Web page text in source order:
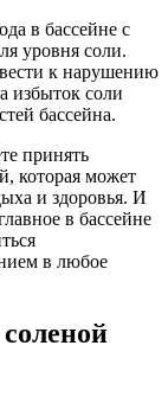
в бассейне с
уровня соли.
к нарушению
избыток соли
бассейна.
принять
которая может
и здоровья. И
в бассейне
в любое